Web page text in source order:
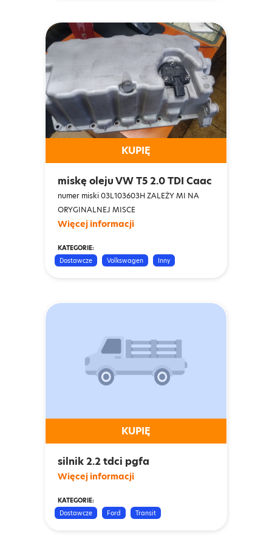
KUPIĘ
miskę oleju VW T5 2.0 TDI Caac
numer miski 03L103603H ZALEŻY MI NA
ORYGINALNEJ MISCE
Więcej informacji
KATEGORIE:
Dostawcze
Volkswagen Inny
KUPIĘ
silnik 2.2 tdci pgfa
Więcej informacji
KATEGORIE:
Dostawcze
Ford Transit